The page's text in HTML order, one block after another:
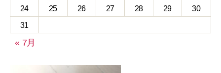
24
25 26 27 28 29
30
31
« 7月